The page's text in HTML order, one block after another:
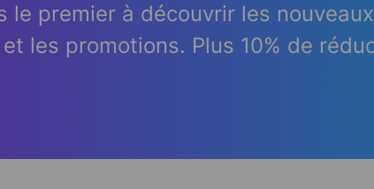
le premier à découvrir les
et les promotions. Plus 10% de